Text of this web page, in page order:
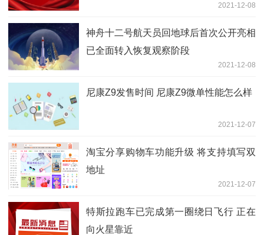
2021-12-08
神舟十二号航天员回地球后首次公开亮相
已全面转入恢复观察阶段
2021-12-08
尼康Z9发售时间 尼康Z9微单性能怎么样
2021-12-07
淘宝分享购物车功能升级 将支持填写双
地址
2021-12-07
特斯拉跑车已完成第一圈绕日飞行 正在
向火星靠近